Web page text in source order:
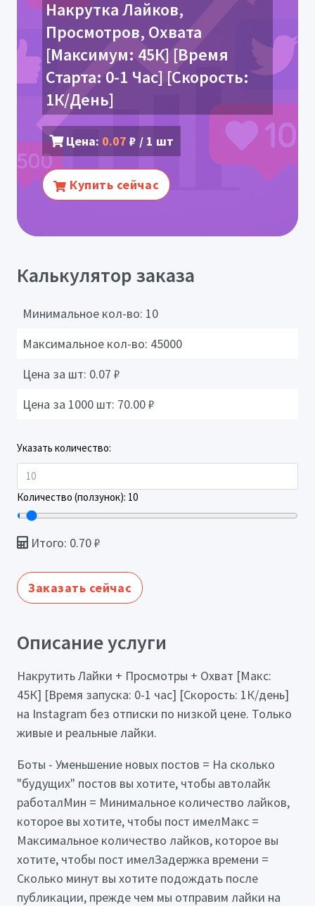
Накрутка Лайков,
Просмотров, Охвата
[Максимум: 45К] [Время
Старта: 0-1 Час] [Скорость:
1К/День]
Цена: 0.07 ₽ / 1 шт
Купить сейчас
Калькулятор заказа
Минимальное кол-во: 10
Максимальное кол-во: 45000
Цена за шт: 0.07 ₽
Цена за 1000 шт: 70.00₽
Указать количество:
Количество (ползунок): 10
Итого: 0.70₽
Заказать сейчас
Описание услуги
Накрутить Лайки + Просмотры + Охват [Макс:
45К] [Время запуска: 0-1 час] [Скорость: 1К/день]
на Instagram без отписки по низкой цене. Только
живые и реальные лайки.
Боты - Уменьшение новых постов = На сколько
"будущих" постов вы хотите, чтобы автолайк
работалМин = Минимальное количество лайков,
которое вы хотите, чтобы пост имелМакс =
Максимальное количество лайков, которое вы
хотите, чтобы пост имелЗадержка времени =
Сколько минут вы хотите подождать после
публикации, прежде чем мы отправим лайки на